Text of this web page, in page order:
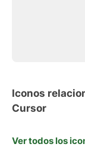
Iconos
Cursor
Ver todos los